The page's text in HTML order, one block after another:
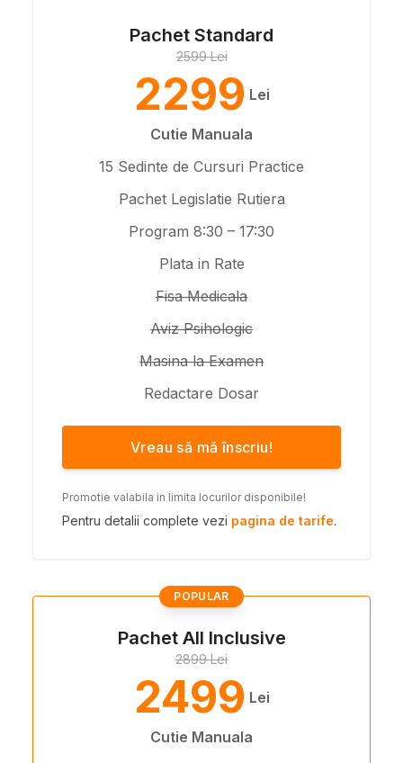
Pachet Standard
2599 Lei
2299 Lei
Cutie Manuala
15 Sedinte de Cursuri Practice
Pachet Legislatie Rutiera
Program 8:30 – 17:30
Plata in Rate
Fisa Medicala
Aviz Psihologic
Masina la Examen
Redactare Dosar
Vreau să mă înscriu!
Promotie valabila in limita locurilor disponibile!
Pentru detalii complete vezi pagina de tarife.
POPULAR
Pachet All Inclusive
2899 Lei
2499 Lei
Cutie Manuala